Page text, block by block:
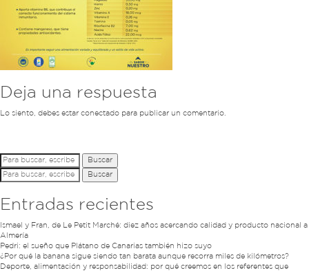
Deja una respuesta
Lo siento, debes estar conectado para publicar un comentario.
Buscar
Buscar
Entradas recientes
Ismael y Fran, de Le Petit Marché: diez años acercando calidad y producto nacional a
Almería
Pedri: el sueño que Plátano de Canarias también hizo suyo
¿Por qué la banana sigue siendo tan barata aunque recorra miles de kilómetros?
Deporte, alimentación y responsabilidad: por qué creemos en los referentes que